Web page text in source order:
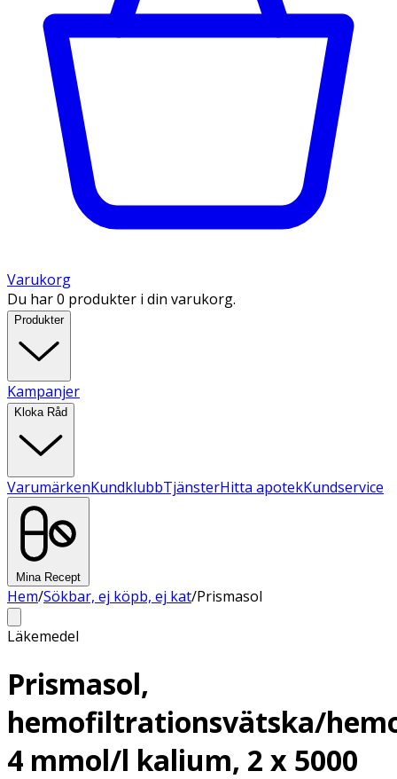
Varukorg
Du har 0 produkter i din varukorg.
Produkter
Kampanjer
Kloka Råd
VarumärkenKundklubbTjänsterHitta apotekKundservice
Mina Recept
Hem/Sökbar, ej köpb, ej kat/Prismasol
Läkemedel
Prismasol,
hemofiltrationsvätska/
4 mmol/l kalium, 2 x 5000